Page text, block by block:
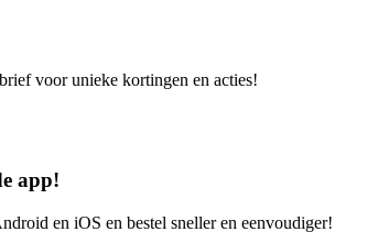
voor unieke kortingen en acties!
app!
en iOS en bestel sneller en eenvoudiger!